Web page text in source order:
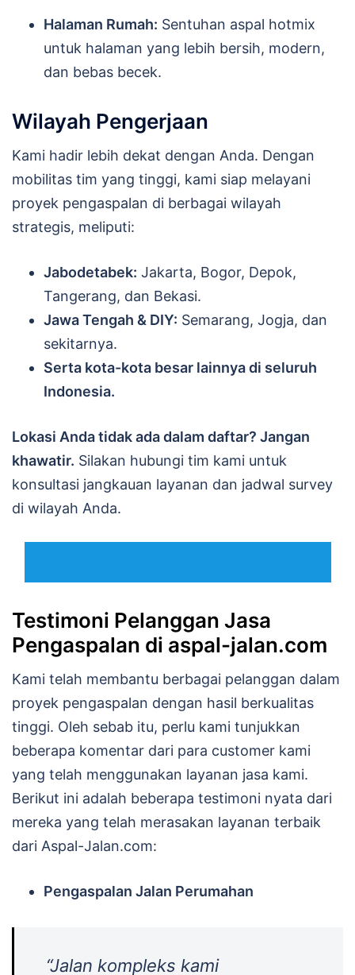
Halaman Rumah: Sentuhan aspal hotmix
untuk halaman yang lebih bersih, modern,
dan bebas becek.
Wilayah Pengerjaan
Kami hadir lebih dekat dengan Anda. Dengan
mobilitas tim yang tinggi, kami siap melayani
proyek pengaspalan di berbagai wilayah
strategis, meliputi:
Jabodetabek: Jakarta, Bogor, Depok,
Tangerang, dan Bekasi.
Jawa Tengah & DIY: Semarang, Jogja, dan
sekitarnya.
Serta kota-kota besar lainnya di seluruh
Indonesia.
Lokasi Anda tidak ada dalam daftar? Jangan
khawatir. Silakan hubungi tim kami untuk
konsultasi jangkauan layanan dan jadwal survey
di wilayah Anda.
Testimoni Pelanggan Jasa
Pengaspalan di aspal-jalan.com
Kami telah membantu berbagai pelanggan dalam
proyek pengaspalan dengan hasil berkualitas
tinggi. Oleh sebab itu, perlu kami tunjukkan
beberapa komentar dari para customer kami
yang telah menggunakan layanan jasa kami.
Berikut ini adalah beberapa testimoni nyata dari
mereka yang telah merasakan layanan terbaik
dari Aspal-Jalan.com:
Pengaspalan Jalan Perumahan
“Jalan kompleks kami